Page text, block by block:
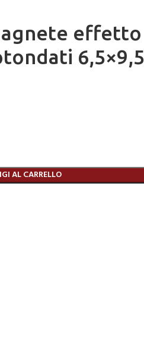
effetto
AL CARRELLO